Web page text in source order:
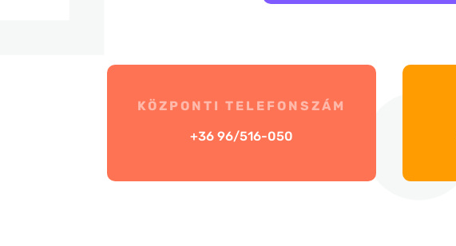
KÖZPONTI TELEFONSZÁM
+36 96/516-050